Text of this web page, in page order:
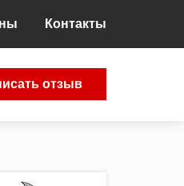
Контакты
отзыв